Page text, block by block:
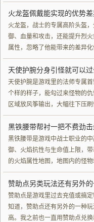
火龙盔佩戴能实现的优势
火龙盔，战士的专属高阶头盔
御、血量和攻击，还能提升烈
属性，忽略了他能带来的差异
天使护腕分身引怪就可以
天使护腕是游戏里的法师专属
个样的样子，能勾过来怪物的
区域放风筝输出，大幅往下压
黑铁腰带帮衬一把不费劲
黑铁腰带是游戏中战士职业的
御、火焰抗性与生命值上限，
的火焰属性地图，地图内的怪
赞助点另类玩法还有另外
赞助点是游戏里过去充值或搞
知道，赞助点还有另外的一种
高。我之前也一直用赞助点兑